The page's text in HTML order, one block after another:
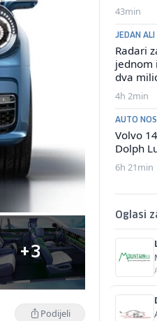
+3
Podijeli
43min
JEDAN ALI
Radari
jednom
dva
4h 2min
AUTO
Volvo
Dolph
6h 21min
Oglasi